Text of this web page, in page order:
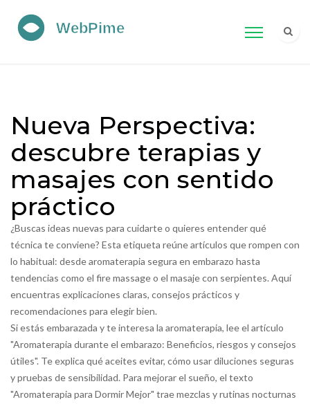
Nueva Perspectiva:
descubre terapias y
masajes con sentido
práctico
¿Buscas ideas nuevas para cuidarte o quieres entender qué
técnica te conviene? Esta etiqueta reúne artículos que rompen con
lo habitual: desde aromaterapia segura en embarazo hasta
tendencias como el fire massage o el masaje con serpientes. Aquí
encuentras explicaciones claras, consejos prácticos y
recomendaciones para elegir bien.
Si estás embarazada y te interesa la aromaterapia, lee el artículo
"Aromaterapia durante el embarazo: Beneficios, riesgos y consejos
útiles". Te explica qué aceites evitar, cómo usar diluciones seguras
y pruebas de sensibilidad. Para mejorar el sueño, el texto
"Aromaterapia para Dormir Mejor" trae mezclas y rutinas nocturnas